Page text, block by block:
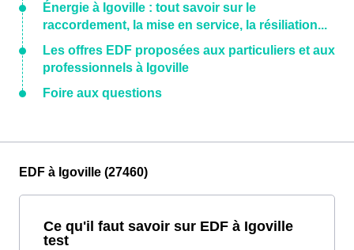
Énergie à Igoville : tout savoir sur le
raccordement, la mise en service, la résiliation...
Les offres EDF proposées aux particuliers et aux
professionnels à Igoville
Foire aux questions
EDF à Igoville (27460)
Ce qu'il faut savoir sur EDF à Igoville
test